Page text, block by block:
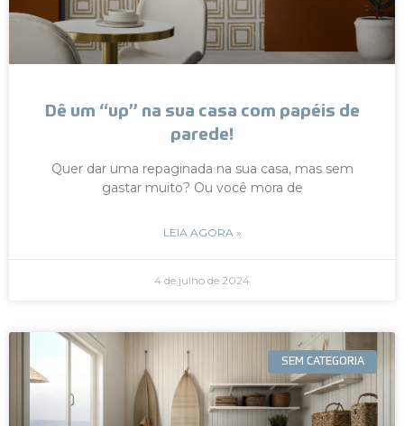
Dê um “up” na sua casa com papéis de
parede!
Quer dar uma repaginada na sua casa, mas sem
gastar muito? Ou você mora de
LEIA AGORA »
4 de julho de 2024
SEM CATEGORIA